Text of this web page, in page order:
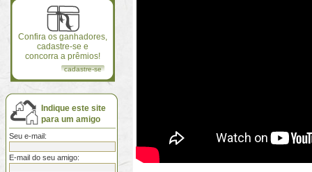
Confira os ganhadores,
cadastre-se e
concorra a prêmios!
cadastre-se
Indique este site
para um amigo
Seu e-mail:
E-mail do seu amigo: